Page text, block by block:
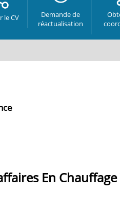
le CV
Demande de
réactualisation
En